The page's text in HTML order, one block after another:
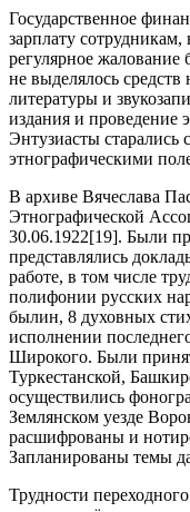
Государственное
зарплату
регулярное
не выделялось
литературы и
издания и проведение
Энтузиасты старались
этнографическими
В архиве Вячеслава
Этнографической
30.06.1922[19]. Были
представлялись
работе, в том числе
полифонии русских
былин, 8 духовных
исполнении
Широкого. Были
Туркестанской,
осуществились
Землянском уезде
расшифрованы и
Запланированы темы
Трудности